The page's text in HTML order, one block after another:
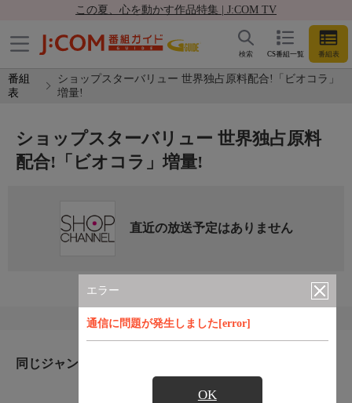
この夏、心を動かす作品特集 | J:COM TV
CS番組一覧 番組表
検索
番組
表
ショップスターバリュー 世界独占原料配合!「ビオコラ」
増量!
エラー
通信に問題が発生しました[error]
OK
ショップスターバリュー 世界独占原料
配合!「ビオコラ」増量!
直近の放送予定はありません
同じジャンルのおすすめ番組